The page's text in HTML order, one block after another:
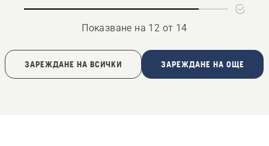
Показване на 12 от 14
ЗАРЕЖДАНЕ НА ВСИЧКИ ЗАРЕЖДАНЕ НА ОЩЕ